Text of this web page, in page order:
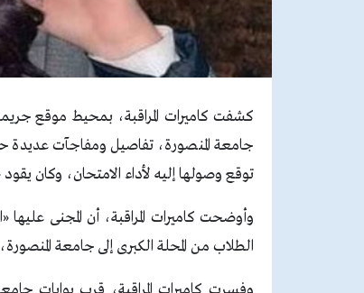
كشفت كاميرات المراقبة، بمحيط موقع
جامعة المنصورة، تفاصيل ومفاجآت عديدة
توقع وصولها إليه لأداء الامتحان، وكان يقود
وأوضحت كاميرات المراقبة، أن المجنى
الطلاب من المحلة الكبرى إلى جامعة